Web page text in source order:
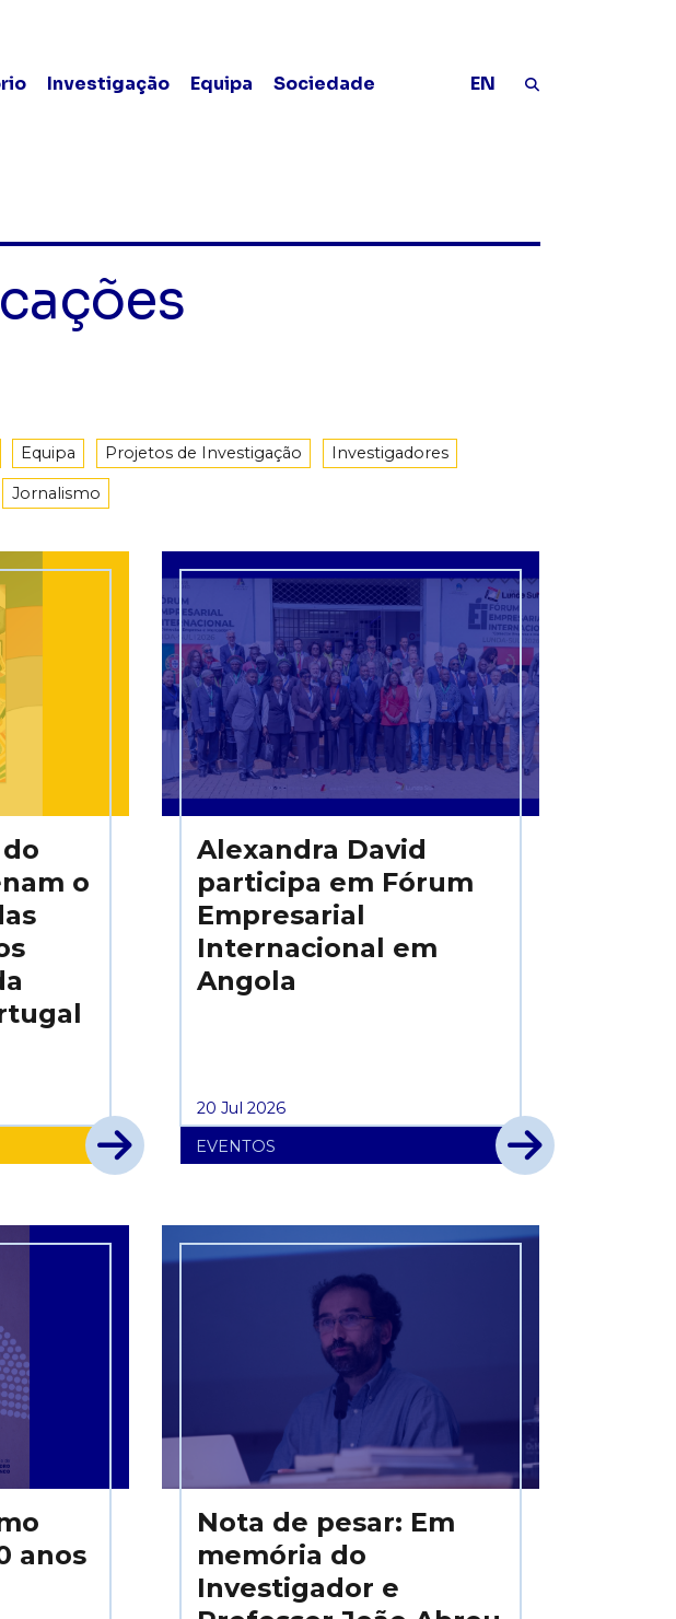
Investigação Equipa Sociedade EN
Equipa Projetos de Investigação Investigadores
Jornalismo
o
Alexandra David
participa em Fórum
Empresarial
Internacional em
Angola
20 Jul 2026
EVENTOS
anos
Nota de pesar: Em
memória do
Investigador e